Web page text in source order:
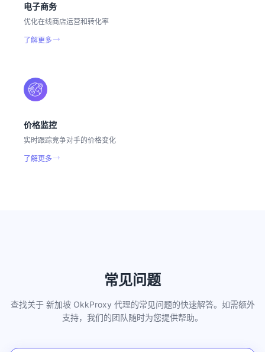
电子商务
优化在线商店运营和转化率
了解更多
价格监控
实时跟踪竞争对手的价格变化
了解更多
常见问题
查找关于 新加坡 OkkProxy 代理的常见问题的快速解答。如需额外
支持，我们的团队随时为您提供帮助。